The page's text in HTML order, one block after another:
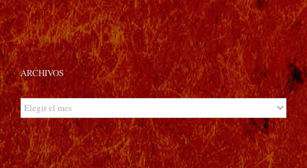
ARCHIVOS
Archivos